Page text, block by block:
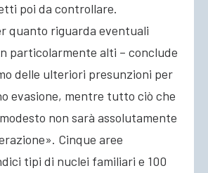
poi da controllare.
quanto riguarda eventuali
particolarmente alti – conclude
delle ulteriori presunzioni per
evasione, mentre tutto ciò che
non sarà assolutamente
Cinque aree
tipi di nuclei familiari e 100